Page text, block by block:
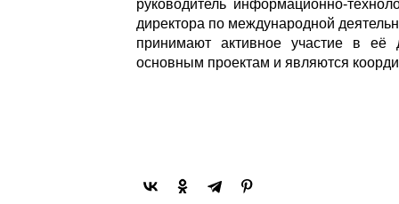
руководитель информационно-
директора по международной
принимают активное участие в её
основным проектам и являются